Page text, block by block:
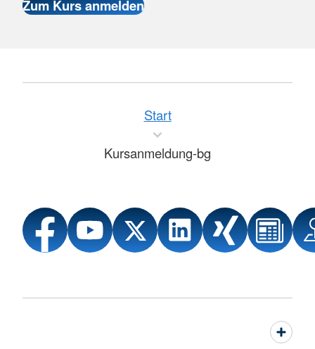
Start
Kursanmeldung-bg